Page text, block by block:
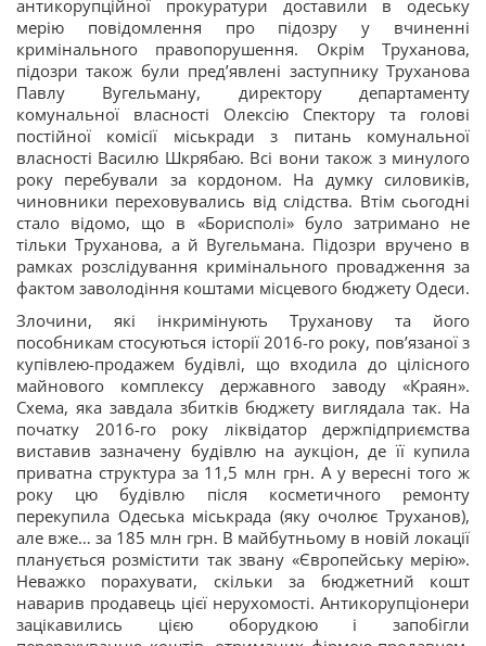
антикорупційної прокуратури доставили в одеську
мерію повідомлення про підозру у вчиненні
кримінального правопорушення. Окрім Труханова,
підозри також були пред’явлені заступнику Труханова
Павлу Вугельману, директору департаменту
комунальної власності Олексію Спектору та голові
постійної комісії міськради з питань комунальної
власності Василю Шкрябаю. Всі вони також з минулого
року перебували за кордоном. На думку силовиків,
чиновники переховувались від слідства. Втім сьогодні
стало відомо, що в «Борисполі» було затримано не
тільки Труханова, а й Вугельмана. Підозри вручено в
рамках розслідування кримінального провадження за
фактом заволодіння коштами місцевого бюджету Одеси.
Злочини, які інкримінують Труханову та його
пособникам стосуються історії 2016-го року, пов’язаної з
купівлею-продажем будівлі, що входила до цілісного
майнового комплексу державного заводу «Краян».
Схема, яка завдала збитків бюджету виглядала так. На
початку 2016-го року ліквідатор держпідприємства
виставив зазначену будівлю на аукціон, де її купила
приватна структура за 11,5 млн грн. А у вересні того ж
року цю будівлю після косметичного ремонту
перекупила Одеська міськрада (яку очолює Труханов),
але вже… за 185 млн грн. В майбутньому в новій локації
планується розмістити так звану «Європейську мерію».
Неважко порахувати, скільки за бюджетний кошт
наварив продавець цієї нерухомості. Антикорупціонери
зацікавились цією оборудкою і запобігли